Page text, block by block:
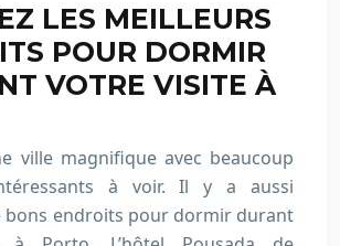
LES MEILLEURS
POUR DORMIR
VOTRE VISITE À
ville magnifique avec beaucoup
à voir. Il y a aussi
bons endroits pour dormir durant